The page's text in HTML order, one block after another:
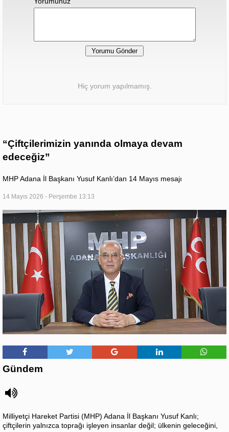
Hiç yorum yapılmamış.
“Çiftçilerimizin yanında olmaya devam
edeceğiz”
MHP Adana İl Başkanı Yusuf Kanlı’dan 14 Mayıs mesajı
14 Mayıs 2026 - Perşembe 13:13
Gündem
Milliyetçi Hareket Partisi (MHP) Adana İl Başkanı Yusuf Kanlı;
çiftçilerin yalnızca toprağı işleyen insanlar değil; ülkenin geleceğini,